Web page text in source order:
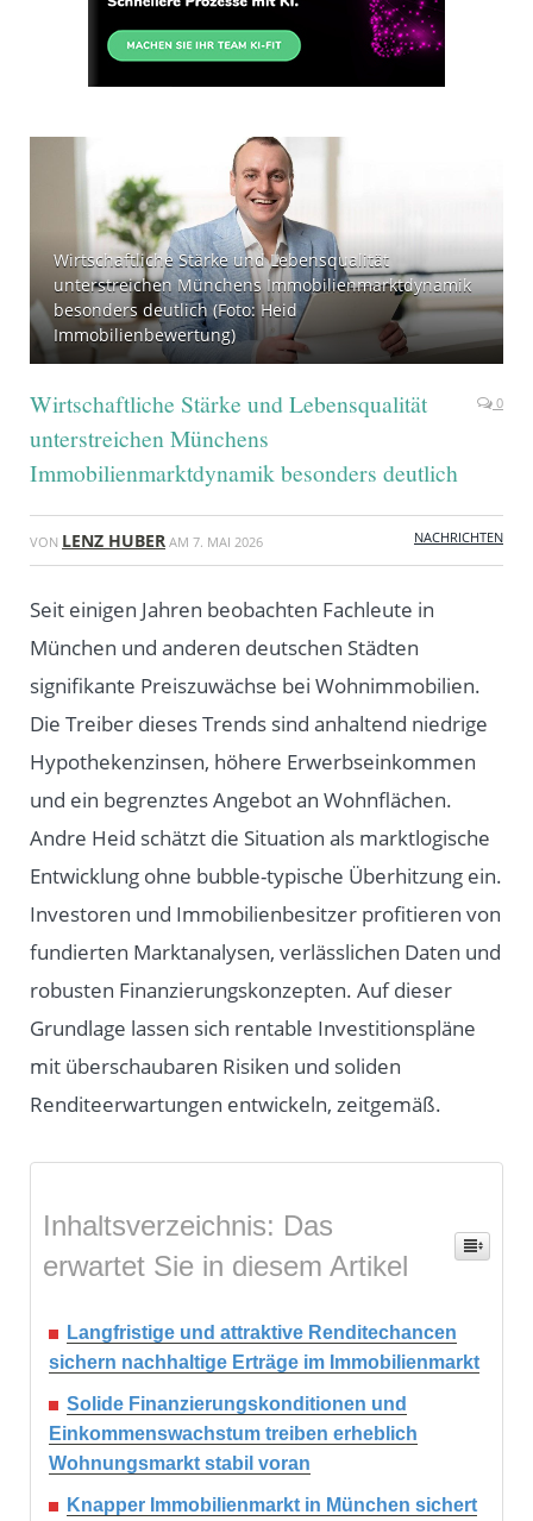
Wirtschaftliche Stärke und Lebensqualität
unterstreichen Münchens Immobilienmarktdynamik
besonders deutlich (Foto: Heid
Immobilienbewertung)
Wirtschaftliche Stärke und Lebensqualität
unterstreichen Münchens
Immobilienmarktdynamik besonders deutlich
0
VON LENZ HUBER AM 7. MAI 2026 NACHRICHTEN
Seit einigen Jahren beobachten Fachleute in
München und anderen deutschen Städten
signifikante Preiszuwächse bei Wohnimmobilien.
Die Treiber dieses Trends sind anhaltend niedrige
Hypothekenzinsen, höhere Erwerbseinkommen
und ein begrenztes Angebot an Wohnflächen.
Andre Heid schätzt die Situation als marktlogische
Entwicklung ohne bubble-typische Überhitzung ein.
Investoren und Immobilienbesitzer profitieren von
fundierten Marktanalysen, verlässlichen Daten und
robusten Finanzierungskonzepten. Auf dieser
Grundlage lassen sich rentable Investitionspläne
mit überschaubaren Risiken und soliden
Renditeerwartungen entwickeln, zeitgemäß.
Inhaltsverzeichnis: Das
erwartet Sie in diesem Artikel
Langfristige und attraktive Renditechancen
sichern nachhaltige Erträge im Immobilienmarkt
Solide Finanzierungskonditionen und
Einkommenswachstum treiben erheblich
Wohnungsmarkt stabil voran
Knapper Immobilienmarkt in München sichert